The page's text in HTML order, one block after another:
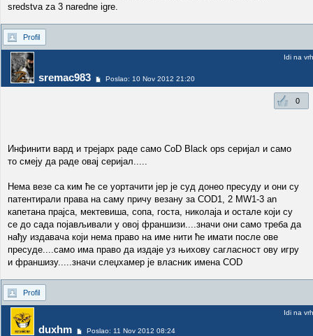
sredstva za 3 naredne igre.
Profil
sremac983 Poslao: 10 Nov 2012 21:20
Idi na vrh
0
Инфинити вард и трејарх раде само CoD Black ops серијал и само
то смеју да раде овај серијал.....
Нема везе са ким ће се уортачити јер је суд донео пресуду и они су
патентирали права на саму причу везану за COD1, 2 MW1-3 an
капетана прајса, мектевиша, сопа, госта, николаја и остале који су
се до сада појављивали у овој франшизи....значи они само треба да
нађу издавача који нема право на име нити ће имати после ове
пресуде....само има право да издаје уз њихову сагласност ову игру
и франшизу.....значи слеџхамер је власник имена COD
Profil
duxhm Poslao: 11 Nov 2012 08:24
Idi na vrh